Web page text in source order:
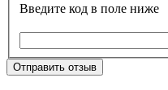
Введите код в поле ниже
Отправить отзыв